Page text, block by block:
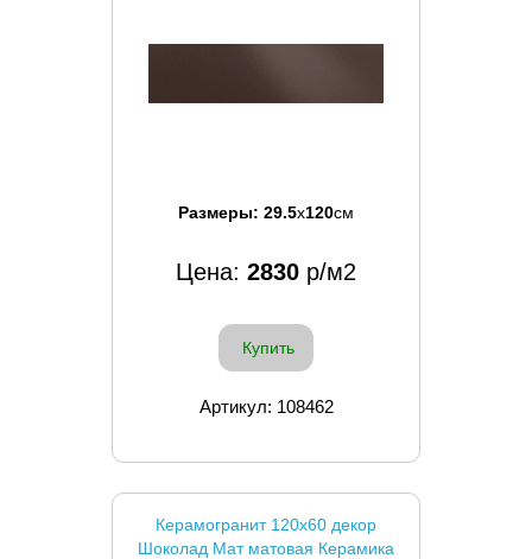
Размеры: 29.5x120см
Цена: 2830 р/м2
Купить
Артикул: 108462
Керамогранит 120x60 декор
Шоколад Мат матовая Керамика